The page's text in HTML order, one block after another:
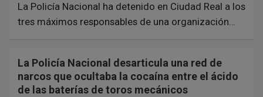
La Policía Nacional ha detenido en Ciudad Real a los
tres máximos responsables de una organización…
La Policía Nacional desarticula una red de
narcos que ocultaba la cocaína entre el ácido
de las baterías de toros mecánicos